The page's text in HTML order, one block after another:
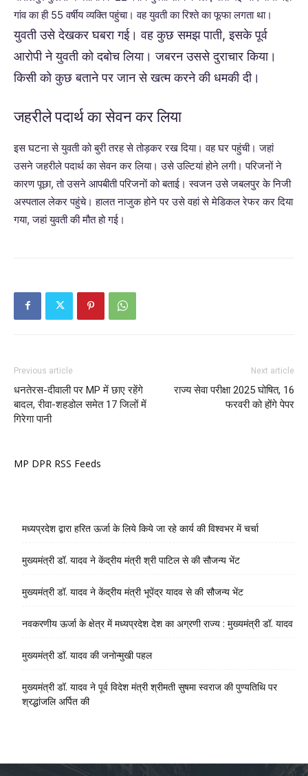
गांव का ही 55 वर्षीय व्य​क्ति पहुंचा। वह युवती का रिश्ते का फूफा लगता था।
युवती उसे देखकर घबरा गई। वह कुछ समझ पाती, इसके पूर्व
आरोपी ने युवती को दबोच लिया। जबरन उससे दुराचार किया।
किसी को कुछ बताने पर जान से खत्म करने की धमकी दी।
जहरीले पदार्थ का सेवन कर लिया
इस घटना से युवती को बुरी तरह से तोड़कर रख दिया। वह घर पहुंची। जहां
उसने जहरीले पदार्थ का सेवन कर लिया। उसे ​उ​ल्टियां होने लगी। परिजनों ने
कारण पूछा, तो उसने आपबीती परिजनाें को बताई। स्‍वजन उसे जबलपुर के निजी
अस्पताल लेकर पहुंचे। हालत नाजुक होने पर उसे वहां से मेडिकल रेफर कर दिया
गया, जहां युवती की मौत हो गई।
Previous article
धनतेरस-दीवाली पर MP में छाए रहेंगे
बादल, रीवा-शहडोल समेत 17 जिलों में
गिरेगा पानी
Next article
राज्य सेवा परीक्षा 2025 घोषित, 16
फरवरी को होंगे पेपर
MP DPR RSS Feeds
मध्यप्रदेश द्वारा हरित ऊर्जा के लिये किये जा रहे कार्य की विश्वभर में चर्चा
मुख्यमंत्री डॉ. यादव ने केंद्रीय मंत्री श्री पाटिल से की सौजन्य भेंट
मुख्यमंत्री डॉ. यादव ने केंद्रीय मंत्री भूपेंद्र यादव से की सौजन्य भेंट
नवकरणीय ऊर्जा के क्षेत्र में मध्यप्रदेश देश का अग्रणी राज्य : मुख्यमंत्री डॉ. यादव
मुख्यमंत्री डॉ. यादव की जनोन्मुखी पहल
मुख्यमंत्री डॉ. यादव ने पूर्व विदेश मंत्री श्रीमती सुषमा स्वराज की पुण्यतिथि पर
श्रद्धांजलि अर्पित की